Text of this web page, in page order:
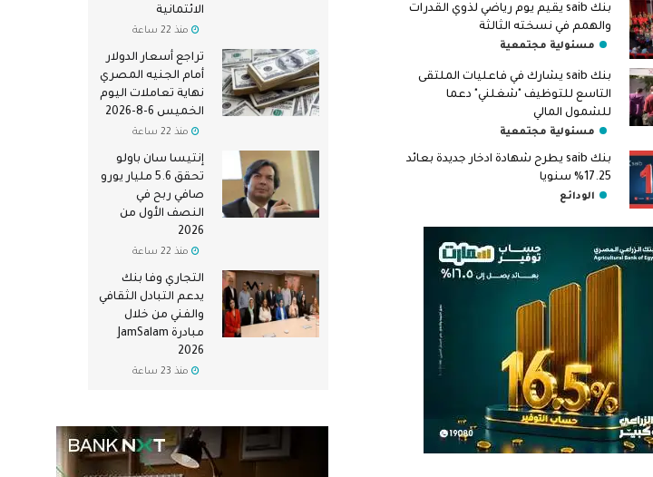
بنك saib يقيم يوم رياضي لذوي القدرات
والهمم في نسخته الثالثة
مسئولية مجتمعية
بنك saib يشارك في فاعليات الملتقى
التاسع للتوظيف "شغلني" دعما
للشمول المالي
مسئولية مجتمعية
بنك saib يطرح شهادة ادخار جديدة بعائد
17.25% سنويا
الودائع
الائتمانية
منذ 22 ساعة
تراجع أسعار الدولار
أمام الجنيه المصري
نهاية تعاملات اليوم
الخميس 6-8-2026
منذ 22 ساعة
إنتيسا سان باولو
تحقق 5.6 مليار يورو
صافي ربح في
النصف الأول من
2026
منذ 22 ساعة
التجاري وفا بنك
يدعم التبادل الثقافي
والفني من خلال
مبادرة JamSalam
2026
منذ 23 ساعة